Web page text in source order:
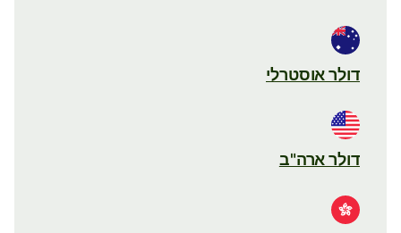
דולר אוסטרלי
דולר ארה"ב